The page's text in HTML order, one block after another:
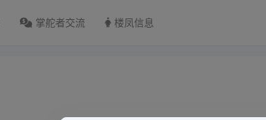
掌舵者交流 楼凤信息